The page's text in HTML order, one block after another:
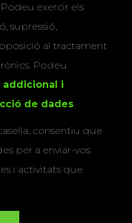
Podeu exercir els
supressió,
al tractament
Podeu
i
de dades
consentiu que
per a enviar-vos
i activitats que